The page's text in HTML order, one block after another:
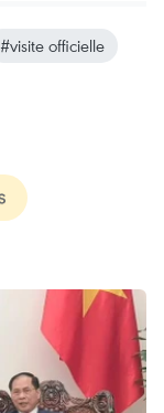
#visite officielle